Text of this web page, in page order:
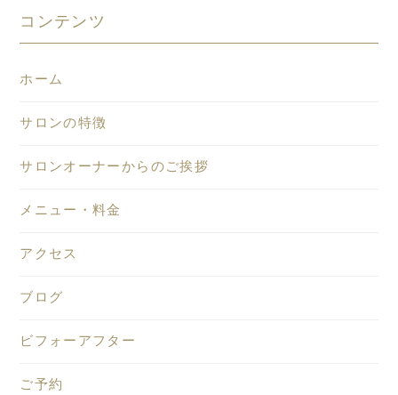
コンテンツ
ホーム
サロンの特徴
サロンオーナーからのご挨拶
メニュー・料金
アクセス
ブログ
ビフォーアフター
ご予約